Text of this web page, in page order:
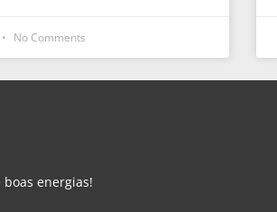
No Comments
energias!